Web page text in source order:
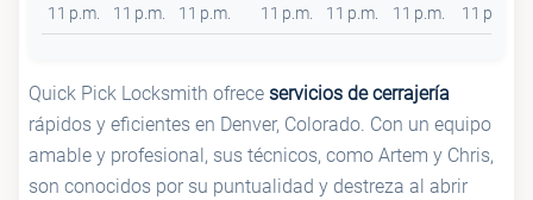
11 p.m.
11 p.m.
11 p.m.
11 p.m.
11 p.m.
11 p.m.
11 p.m.
Quick Pick Locksmith ofrece servicios de cerrajería
rápidos y eficientes en Denver, Colorado. Con un equipo
amable y profesional, sus técnicos, como Artem y Chris,
son conocidos por su puntualidad y destreza al abrir